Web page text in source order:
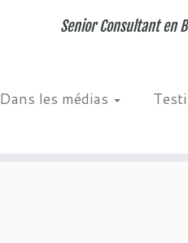
Senior Consultant en
Dans les médias